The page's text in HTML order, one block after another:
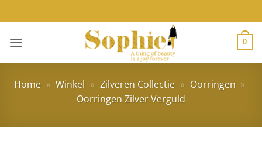
naar
inhoud
0
Home » Winkel » Zilveren Collectie » Oorringen »
Oorringen Zilver Verguld